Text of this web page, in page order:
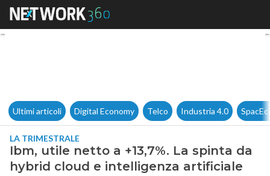
Ibm, utile netto a +13,7%. La
Ultimi articoli Digital Economy Telco Industria 4.0
LA TRIMESTRALE
Ibm, utile netto a +13,7%. La spinta da
hybrid cloud e intelligenza artificiale